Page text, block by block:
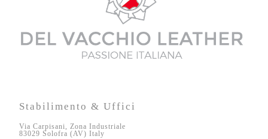
Stabilimento & Uffici
Via Carpisani, Zona Industriale
83029 Solofra (AV) Italy